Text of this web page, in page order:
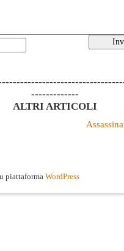
-------------
ALTRI ARTICOLI
piattaforma WordPress